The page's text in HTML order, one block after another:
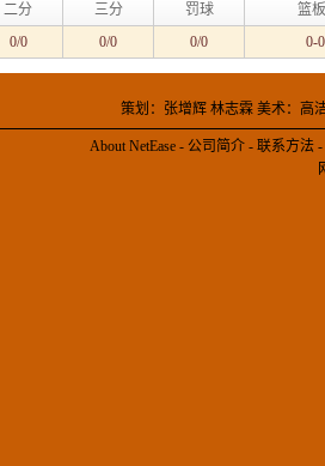
二分 三分 罚球
篮
0/0 0/0 0/0 0-
策划：张增辉 林志霖 美术：
About NetEase - 公司简介 - 联系方法 -